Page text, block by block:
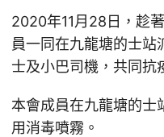
2020年11月28日，趁
員一同在九龍塘的士站
士及小巴司機，共同抗
本會成員在九龍塘的士
用消毒噴霧。